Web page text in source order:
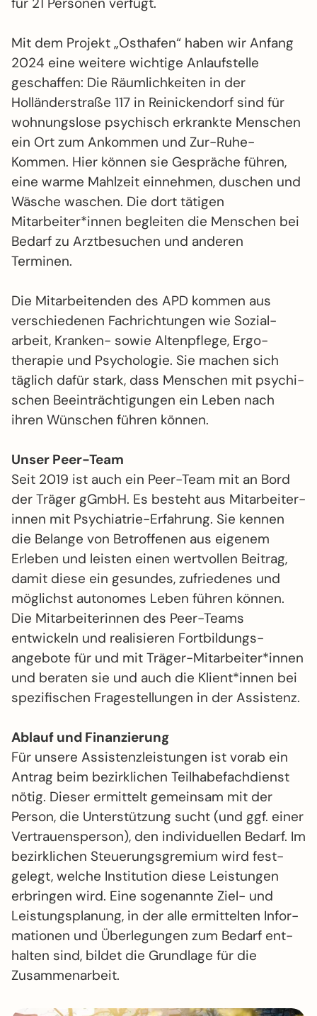
Mit dem Projekt „Osthafen“ haben wir Anfang
2024 eine weitere wichtige Anlauf­stelle
geschaffen: Die Räum­lich­keiten in der
Holländer­straße 117 in Reinickendorf sind für
wohnungs­lose psychisch erkrankte Menschen
ein Ort zum Ankommen und Zur-Ruhe-
Kommen. Hier können sie Gespräche führen,
eine warme Mahl­zeit­ einnehmen, duschen und
Wäsche waschen. Die dort tätigen
Mitarbeiter*innen begleiten die Menschen bei
Bedarf zu Arzt­besuchen und anderen
Terminen.
Die Mitarbeitenden des APD kommen aus
verschie­denen Fach­rich­tungen wie Sozial­
arbeit, Kranken- sowie Alten­pflege, Ergo­
therapie und Psycho­logie. Sie machen sich
täglich dafür stark, dass Menschen mit psychi­
schen Beein­träch­ti­gungen ein Leben nach
ihren Wünschen führen können.
Unser Peer-Team
Seit 2019 ist auch ein Peer-Team mit an Bord
der Träger gGmbH. Es besteht aus Mit­arbeiter­
in­nen mit Psychiatrie-Erfahrung. Sie kennen
die Belange von Betroffenen aus eigenem
Erleben und leisten einen wert­vollen Beitrag,
damit diese ein gesundes, zufrie­denes und
möglichst auto­nomes Leben führen können.
Die Mit­arbeiter­in­nen des Peer-Teams
entwickeln und reali­sieren Fort­bildungs­
angebote für und mit Träger-Mit­arbeiter­*innen
und beraten sie und auch die Klient­*innen bei
spezi­fi­schen Frage­­stel­lungen in der Assistenz.
Ablauf und Finanzierung
Für unsere Assistenz­leis­tungen ist vorab ein
Antrag beim bezirk­lichen Teil­habe­fach­dienst
nötig. Dieser ermittelt gemeinsam mit der
Person, die Unter­stützung sucht (und ggf. einer
Ver­trauens­person), den indi­vi­duellen Bedarf. Im
bezirk­lichen Steue­rungs­gremium wird fest­
gelegt, welche Insti­tu­tion diese Leis­tungen
erbringen wird. Eine soge­nannte Ziel- und
Leistungs­planung, in der alle ermit­telten Infor­
ma­tionen und Über­legungen zum Bedarf ent­
halten sind, bildet die Grund­lage für die
Zusammen­arbeit.